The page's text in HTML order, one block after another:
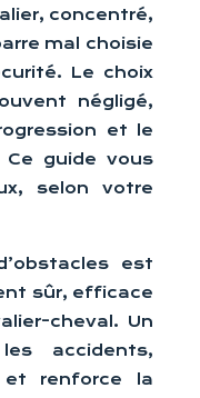
concentré,
mal choisie
Le choix
négligé,
et le
Ce guide vous
selon votre
est
sûr, efficace
cheval. Un
accidents,
et renforce la